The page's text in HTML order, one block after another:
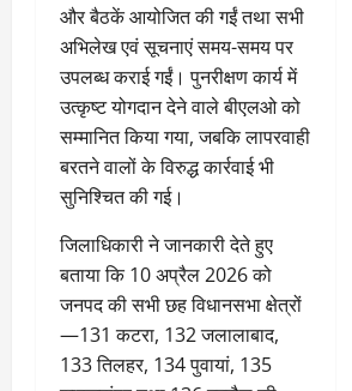
और बैठकें आयोजित की गईं तथा सभी
अभिलेख एवं सूचनाएं समय-समय पर
उपलब्ध कराई गईं। पुनरीक्षण कार्य में
उत्कृष्ट योगदान देने वाले बीएलओ को
सम्मानित किया गया, जबकि लापरवाही
बरतने वालों के विरुद्ध कार्रवाई भी
सुनिश्चित की गई।
जिलाधिकारी ने जानकारी देते हुए
बताया कि 10 अप्रैल 2026 को
जनपद की सभी छह विधानसभा क्षेत्रों
—131 कटरा, 132 जलालाबाद,
133 तिलहर, 134 पुवायां, 135